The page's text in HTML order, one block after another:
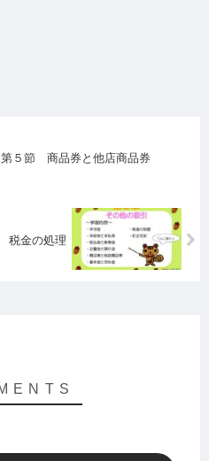
５節 商品券と他店商品券
金の処理